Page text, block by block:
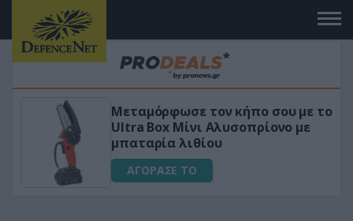
«Μαγική» φόρμουλα τριβόλι + VIP
για αύξηση της λίμπιντο
ΑΓΟΡΑΣΕ ΤΟ